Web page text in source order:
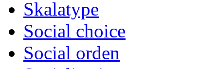
Skalatype
Social choice
Social orden